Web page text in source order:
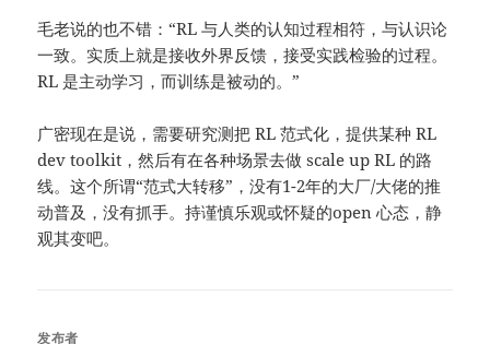
毛老说的也不错：“RL 与人类的认知过程相符，与认识论
一致。实质上就是接收外界反馈，接受实践检验的过程。
RL 是主动学习，而训练是被动的。”
广密现在是说，需要研究测把 RL 范式化，提供某种 RL
dev toolkit，然后有在各种场景去做 scale up RL 的路
线。这个所谓“范式大转移”，没有1-2年的大厂/大佬的推
动普及，没有抓手。持谨慎乐观或怀疑的open 心态，静
观其变吧。
发布者